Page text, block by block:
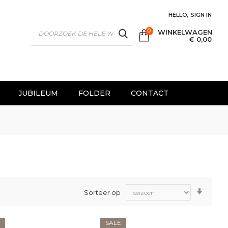
HELLO, SIGN IN
SEARCH WINKELWAGEN
€ 0,00
0
JUBILEUM FOLDER CONTACT
Sorteer op
SALE